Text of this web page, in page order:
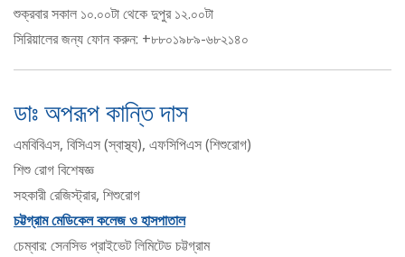
শুক্রবার সকাল ১০.০০টা থেকে দুপুর ১২.০০টা
সিরিয়ালের জন্য ফোন করুন: +৮৮০১৯৮৯-৬৮২১৪০
ডাঃ অপরূপ কান্তি দাস
এমবিবিএস, বিসিএস (স্বাস্থ্য), এফসিপিএস (শিশুরোগ)
শিশু রোগ বিশেষজ্ঞ
সহকারী রেজিস্ট্রার, শিশুরোগ
চট্টগ্রাম মেডিকেল কলেজ ও হাসপাতাল
চেম্বার: সেনসিভ প্রাইভেট লিমিটেড চট্টগ্রাম